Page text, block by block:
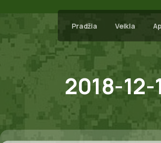
Pradžia Veikla
2018-12-